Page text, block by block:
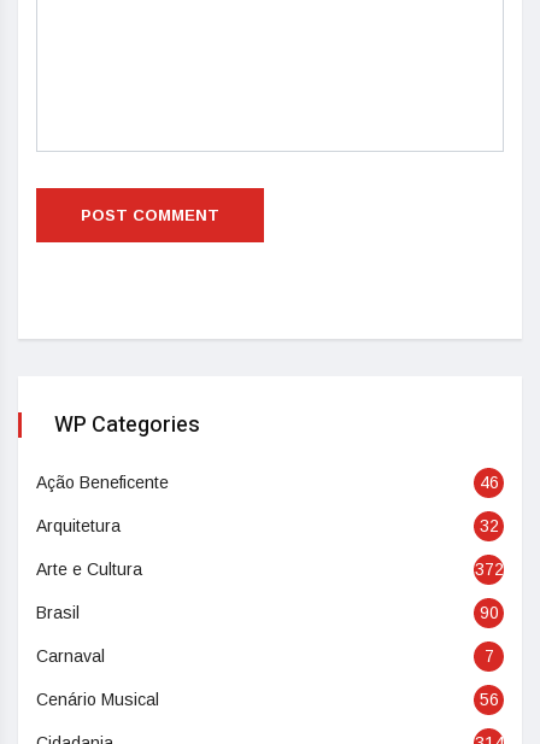
WP Categories
Ação Beneficente 46
Arquitetura 32
Arte e Cultura 372
Brasil 90
Carnaval 7
Cenário Musical 56